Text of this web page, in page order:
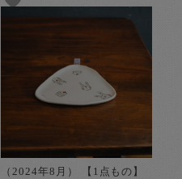
（2024年8月） 【1点もの】